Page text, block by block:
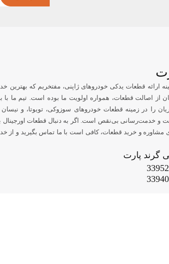
ارائه قطعات یدکی خودروهای ژاپنی، مفتخریم که بهترین
از اصالت قطعات، همواره اولویت ما بوده است. تیم ما
را در زمینه قطعات خودروهای سوزوکی، تویوتا، و
و خدمت‌رسانی بی‌نقص است. اگر به دنبال قطعات
مشاوره و خرید قطعات، کافی است با ما تماس بگیرید و از
گرند پارت